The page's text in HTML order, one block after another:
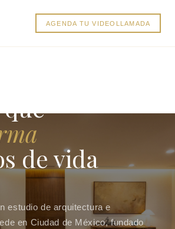
AGENDA TU VIDEOLLAMADA
de vida
estudio de arquitectura e
en Ciudad de México, fundado